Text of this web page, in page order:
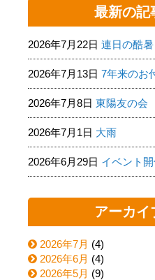
最新の記
2026年7月22日 連日の酷暑
2026年7月13日 7年来のお
2026年7月8日 東陽友の会
2026年7月1日 大雨
2026年6月29日 イベント
アーカイ
2026年7月 (4)
2026年6月 (4)
2026年5月 (9)